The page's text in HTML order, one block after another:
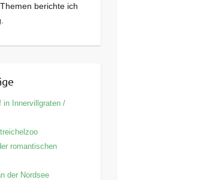
berichte ich
in Innervillgraten /
romantischen
der Nordsee